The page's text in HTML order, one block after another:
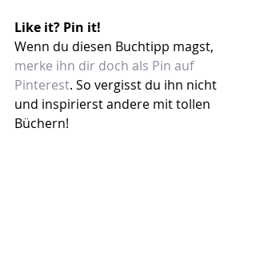
Like it? Pin it!
Wenn du diesen Buchtipp magst,
merke ihn dir doch als Pin auf
Pinterest. So vergisst du ihn nicht
und inspirierst andere mit tollen
Büchern!